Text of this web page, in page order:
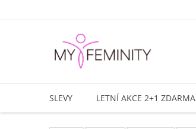
SLEVY LETNÍ AKCE 2+1 ZDARMA